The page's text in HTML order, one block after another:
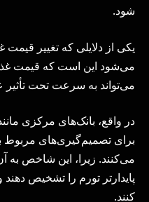
شود.
می‌شود این است که قیمت غذا
می‌تواند به سرعت تحت تأثیر
برای تصمیم‌گیری‌های مربوط
می‌کنند. زیرا، این شاخص به
پایدارتر تورم را تشخیص
کنند.